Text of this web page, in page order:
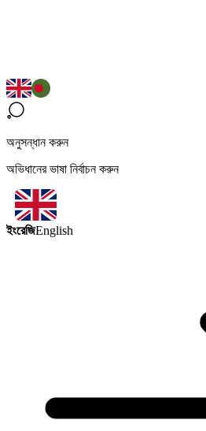
অনুসন্ধান করুন
অভিধানের ভাষা নির্বাচন করুন
ইংরেজিEnglish